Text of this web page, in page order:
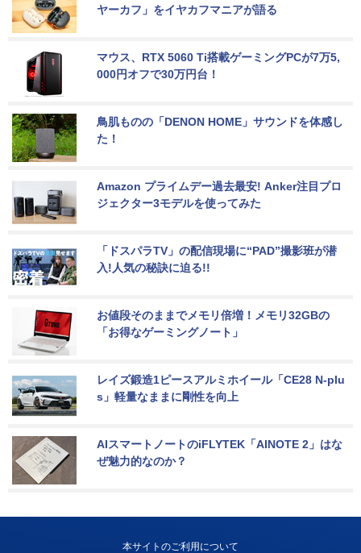
ヤーカフ」をイヤカフマニアが語る
マウス、RTX 5060 Ti搭載ゲーミングPCが7万5,
000円オフで30万円台！
鳥肌ものの「DENON HOME」サウンドを体感し
た！
Amazon プライムデー過去最安! Anker注目プロ
ジェクター3モデルを使ってみた
「ドスパラTV」の配信現場に“PAD”撮影班が潜
入!人気の秘訣に迫る!!
お値段そのままでメモリ倍増！メモリ32GBの
「お得なゲーミングノート」
レイズ鍛造1ピースアルミホイール「CE28 N-plu
s」軽量なままに剛性を向上
AIスマートノートのiFLYTEK「AINOTE 2」はな
ぜ魅力的なのか？
本サイトのご利用について